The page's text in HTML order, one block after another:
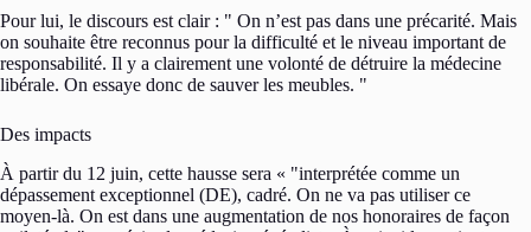
Pour lui, le discours est clair :
On n’est pas dans une précarité. Mais
on souhaite être reconnus pour la difficulté et le niveau important de
responsabilité. Il y a clairement une volonté de détruire la médecine
libérale. On essaye donc de sauver les meubles.
Des impacts
À partir du 12 juin, cette hausse sera «
interprétée comme un
dépassement exceptionnel (DE), cadré. On ne va pas utiliser ce
moyen-là. On est dans une augmentation de nos honoraires de façon